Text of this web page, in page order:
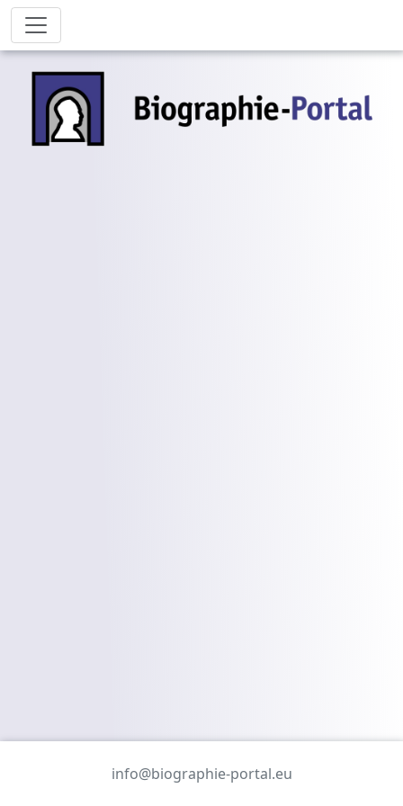
info@biographie-portal.eu